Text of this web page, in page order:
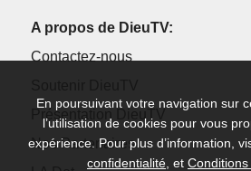
A propos de DieuTV:
Contactez-nous
Présentation DieuTV
Nos Partenaires
En poursuivant votre navigation sur
l’utilisation de cookies pour vous
expérience. Pour plus d’information,
confidentialité , et